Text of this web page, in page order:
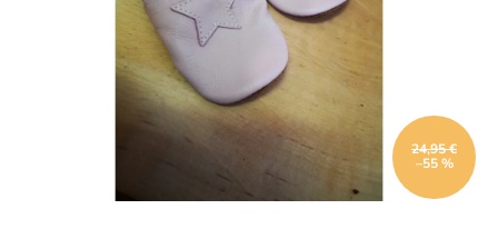
24,95 €
–55 %